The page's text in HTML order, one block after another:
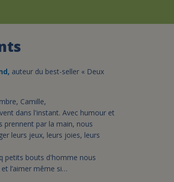
auteur du best-seller « Deux
Camille,
dans l'instant. Avec humour et
prennent par la main, nous
leurs jeux, leurs joies, leurs
petits bouts d'homme nous
l’aimer même si…